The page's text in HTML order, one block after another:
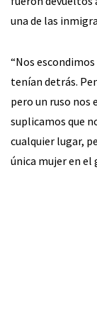
una de las
“Nos
tenían detrás.
pero un ruso nos
suplicamos que
cualquier lugar,
única mujer en el